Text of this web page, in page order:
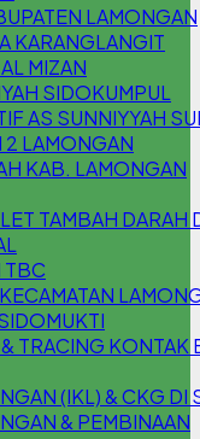
LAMONGAN
KARANGLANGIT
MIZAN
SIDOKUMPUL
AS SUNNIYYAH
2 LAMONGAN
KAB. LAMONGAN
TAMBAH DARAH
TBC
TRACING KONTAK
(IKL) & CKG DI
& PEMBINAAN